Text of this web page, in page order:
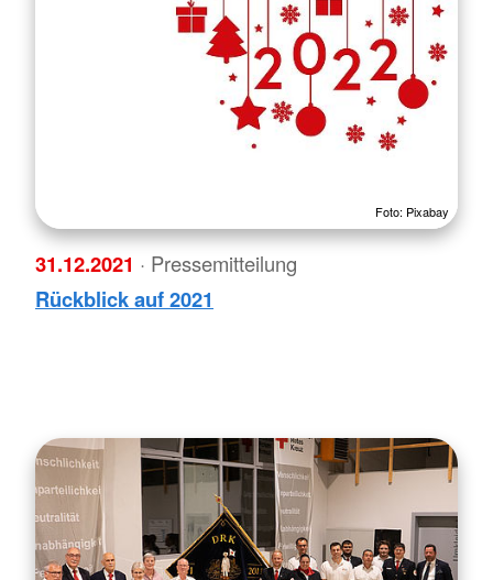
Foto: Pixabay
31.12.2021 · Pressemitteilung
Rückblick auf 2021